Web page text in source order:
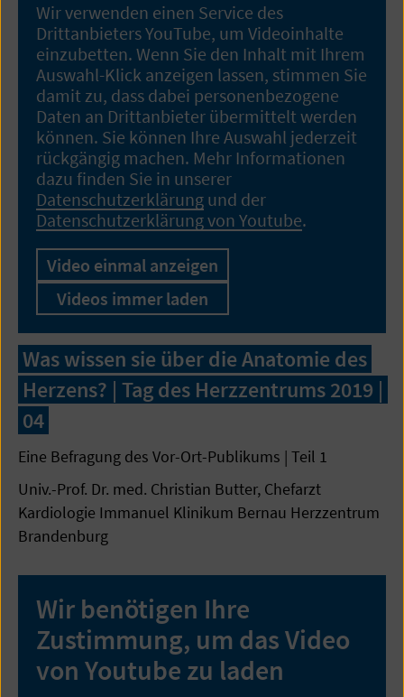
Wir verwenden einen Service des
Drittanbieters YouTube, um Videoinhalte
einzubetten. Wenn Sie den Inhalt mit Ihrem
Auswahl-Klick anzeigen lassen, stimmen Sie
damit zu, dass dabei personenbezogene
Daten an Drittanbieter übermittelt werden
können. Sie können Ihre Auswahl jederzeit
rückgängig machen. Mehr Informationen
dazu finden Sie in unserer
Datenschutzerklärung und der
Datenschutzerklärung von Youtube.
Video einmal anzeigen
Videos immer laden
Was wissen sie über die Anatomie des
Herzens? | Tag des Herzzentrums 2019 |
04
Eine Befragung des Vor-Ort-Publikums | Teil 1
Univ.-Prof. Dr. med. Christian Butter, Chefarzt
Kardiologie Immanuel Klinikum Bernau Herzzentrum
Brandenburg
Wir benötigen Ihre
Zustimmung, um das Video
von Youtube zu laden